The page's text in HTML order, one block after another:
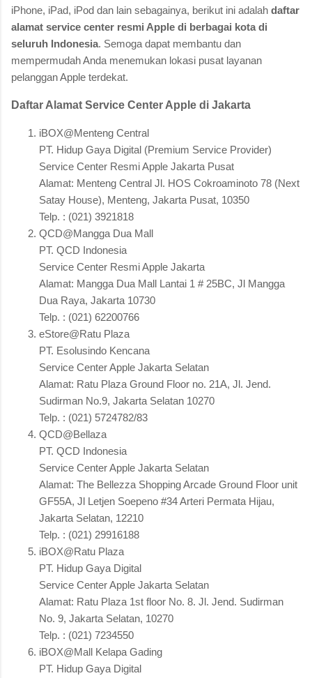
iPhone, iPad, iPod dan lain sebagainya, berikut ini adalah daftar
alamat service center resmi Apple di berbagai kota di
seluruh Indonesia. Semoga dapat membantu dan
mempermudah Anda menemukan lokasi pusat layanan
pelanggan Apple terdekat.
Daftar Alamat Service Center Apple di Jakarta
iBOX@Menteng Central
PT. Hidup Gaya Digital (Premium Service Provider)
Service Center Resmi Apple Jakarta Pusat
Alamat: Menteng Central Jl. HOS Cokroaminoto 78 (Next
Satay House), Menteng, Jakarta Pusat, 10350
Telp. : (021) 3921818
QCD@Mangga Dua Mall
PT. QCD Indonesia
Service Center Resmi Apple Jakarta
Alamat: Mangga Dua Mall Lantai 1 # 25BC, Jl Mangga
Dua Raya, Jakarta 10730
Telp. : (021) 62200766
eStore@Ratu Plaza
PT. Esolusindo Kencana
Service Center Apple Jakarta Selatan
Alamat: Ratu Plaza Ground Floor no. 21A, Jl. Jend.
Sudirman No.9, Jakarta Selatan 10270
Telp. : (021) 5724782/83
QCD@Bellaza
PT. QCD Indonesia
Service Center Apple Jakarta Selatan
Alamat: The Bellezza Shopping Arcade Ground Floor unit
GF55A, Jl Letjen Soepeno #34 Arteri Permata Hijau,
Jakarta Selatan, 12210
Telp. : (021) 29916188
iBOX@Ratu Plaza
PT. Hidup Gaya Digital
Service Center Apple Jakarta Selatan
Alamat: Ratu Plaza 1st floor No. 8. Jl. Jend. Sudirman
No. 9, Jakarta Selatan, 10270
Telp. : (021) 7234550
iBOX@Mall Kelapa Gading
PT. Hidup Gaya Digital